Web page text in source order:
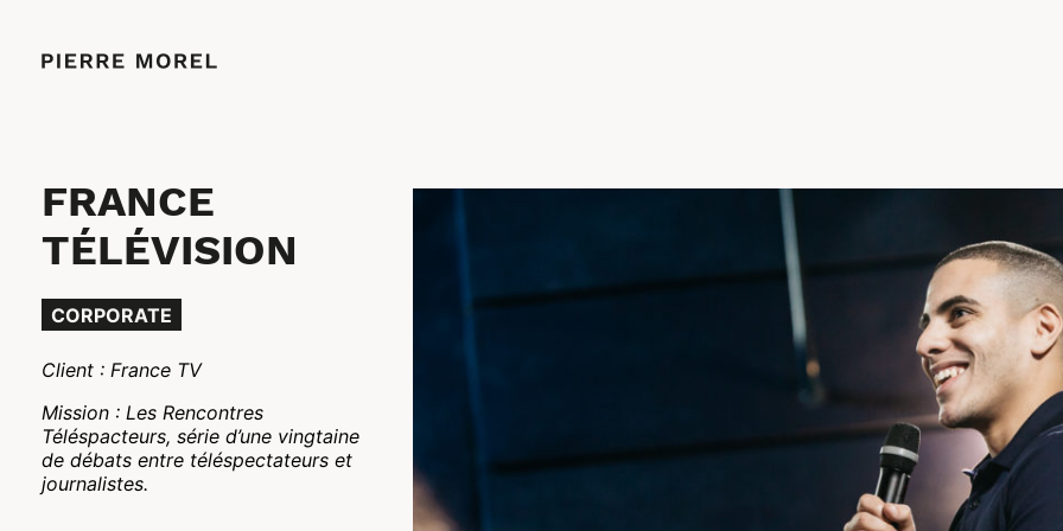
FRANCE
TÉLÉVISION
CORPORATE
Client : France TV
Mission : Les Rencontres
Téléspacteurs, série d’une vingtaine
de débats entre téléspectateurs et
journalistes.